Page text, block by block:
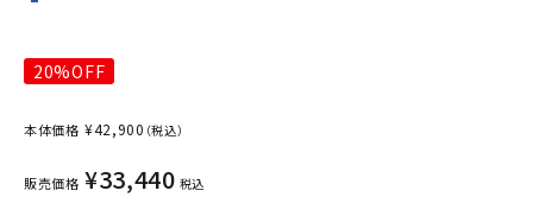
20%OFF
本体価格 ¥42,900 （税込）
販売価格 ¥33,440 税込